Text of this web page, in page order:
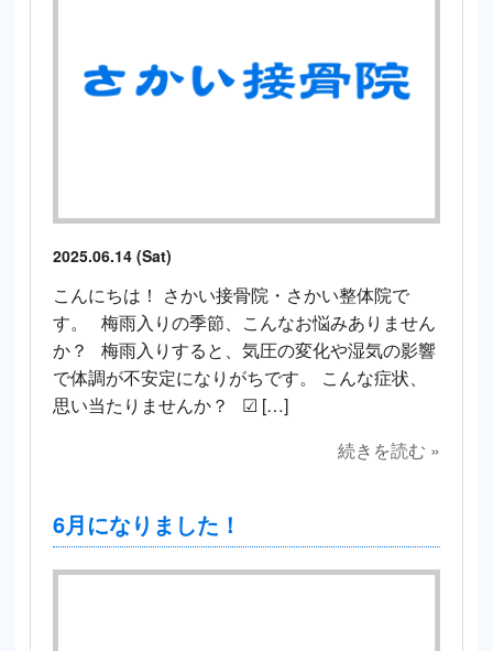
2025.06.14 (Sat)
こんにちは！ さかい接骨院・さかい整体院で
す。 梅雨入りの季節、こんなお悩みありません
か？ 梅雨入りすると、気圧の変化や湿気の影響
で体調が不安定になりがちです。 こんな症状、
思い当たりませんか？ ☑ […]
続きを読む »
6月になりました！